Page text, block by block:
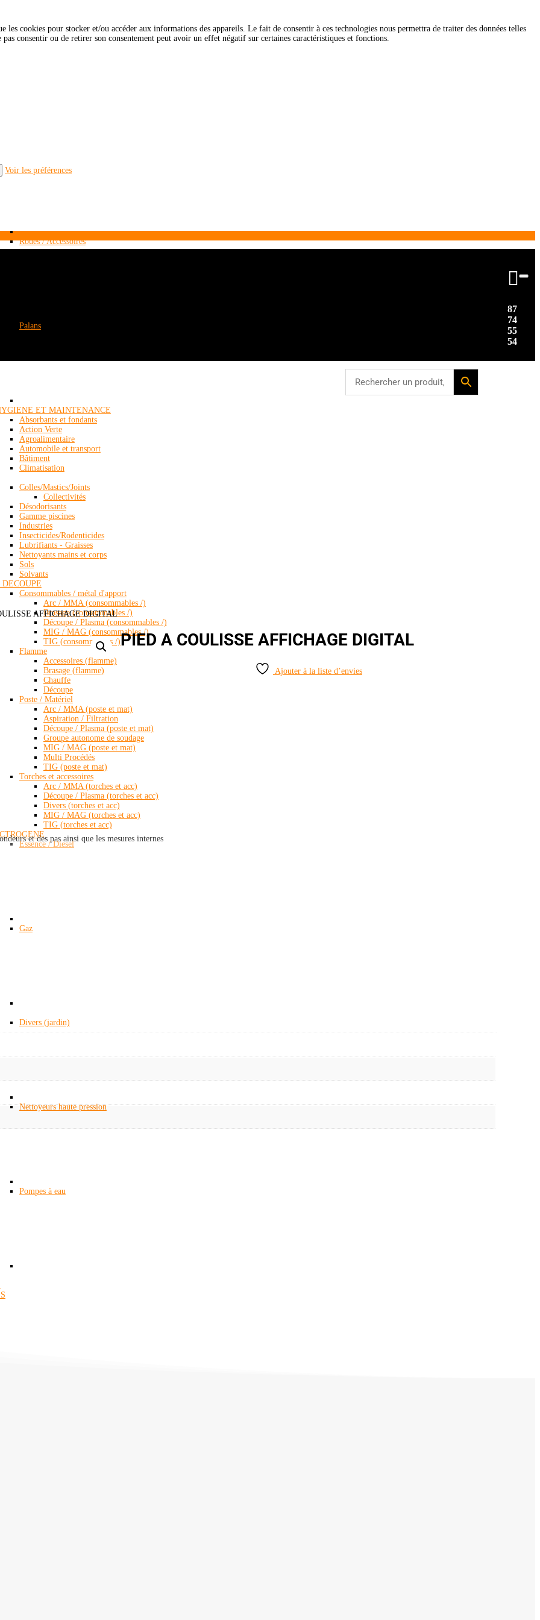
cookies pour stocker et/ou accéder aux informations des appareils. Le fait de consentir à ces technologies nous permettra de traiter des données telles
consentir ou de retirer son consentement peut avoir un effet négatif sur certaines caractéristiques et fonctions.
Voir les préférences

87
74
55
54
Roues / Accessoires
Palans
ET MAINTENANCE
Absorbants et fondants
Action Verte
Agroalimentaire
Automobile et transport
Bâtiment
Climatisation
Colles/Mastics/Joints
Collectivités
Désodorisants
Gamme piscines
Industries
Insecticides/Rodenticides
Lubrifiants - Graisses
Nettoyants mains et corps
Sols
Solvants
Consommables / métal d'apport
Arc / MMA (consommables /)
Brasage (consommables /)
Découpe / Plasma (consommables /)
MIG / MAG (consommables /)
TIG (consommables /)
Flamme
Accessoires (flamme)
Brasage (flamme)
Chauffe
Découpe
Poste / Matériel
Arc / MMA (poste et mat)
Aspiration / Filtration
Découpe / Plasma (poste et mat)
Groupe autonome de soudage
MIG / MAG (poste et mat)
Multi Procédés
TIG (poste et mat)
Torches et accessoires
Arc / MMA (torches et acc)
Découpe / Plasma (torches et acc)
Divers (torches et acc)
MIG / MAG (torches et acc)
TIG (torches et acc)
Essence / Diesel
Gaz
Divers (jardin)
Nettoyeurs haute pression
Pompes à eau
AFFICHAGE DIGITAL
PIED A COULISSE AFFICHAGE DIGITAL
Ajouter à la liste d’envies
et des pas ainsi que les mesures internes